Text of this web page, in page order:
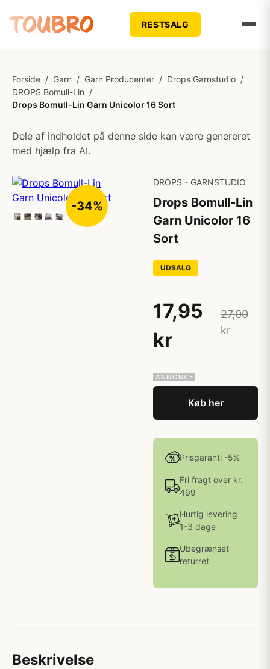
RESTSALG
Forside / Garn / Garn Producenter / Drops Garnstudio /
DROPS Bomull-Lin /
Drops Bomull-Lin Garn Unicolor 16 Sort
Dele af indholdet på denne side kan være genereret
med hjælp fra AI.
-34%
DROPS - GARNSTUDIO
Drops Bomull-Lin
Garn Unicolor 16
Sort
UDSALG
17,95
kr
27,00
kr
Køb her
Prisgaranti -5%
Fri fragt over kr.
499
Hurtig levering
1-3 dage
Ubegrænset
returret
Beskrivelse